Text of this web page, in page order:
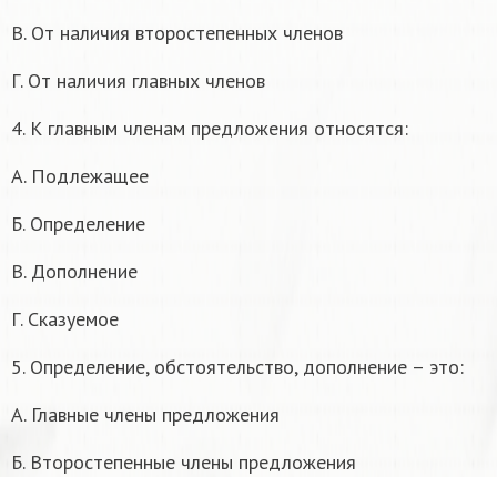
В. От наличия второстепенных членов
Г. От наличия главных членов
4. К главным членам предложения относятся:
А. Подлежащее
Б. Определение
В. Дополнение
Г. Сказуемое
5. Определение, обстоятельство, дополнение – это:
А. Главные члены предложения
Б. Второстепенные члены предложения